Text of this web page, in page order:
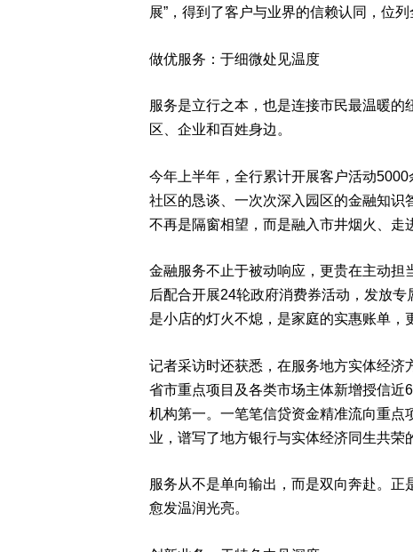
展”，得到了客户与业界的信赖认同，位
做优服务：于细微处见温度
服务是立行之本，也是连接市民最温暖
区、企业和百姓身边。
今年上半年，全行累计开展客户活动
社区的恳谈、一次次深入园区的金融知
不再是隔窗相望，而是融入市井烟火、走
金融服务不止于被动响应，更贵在主动
后配合开展24轮政府消费券活动，发放
是小店的灯火不熄，是家庭的实惠账单，
记者采访时还获悉，在服务地方实体经济
省市重点项目及各类市场主体新增授信
机构第一。一笔笔信贷资金精准流向重
业，谱写了地方银行与实体经济同生共荣
服务从不是单向输出，而是双向奔赴。正
愈发温润光亮。